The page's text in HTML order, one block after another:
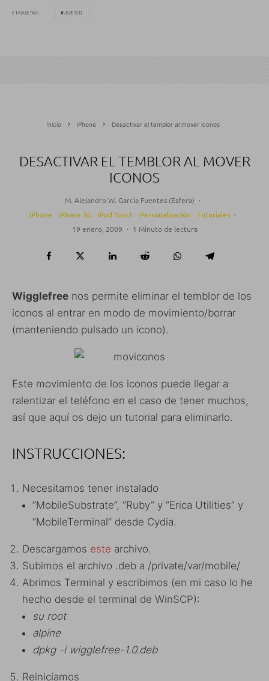
ETIQUETAS JUEGO
Inicio iPhone Desactivar el temblor al mover iconos
DESACTIVAR EL TEMBLOR AL MOVER
ICONOS
M. Alejandro W. García Fuentes (Esfera) ·
iPhone
iPhone 3G iPod Touch Personalización Tutoriales ·
19 enero, 2009 · 1 Minuto de lectura
Wigglefree nos permite eliminar el temblor de los
iconos al entrar en modo de movimiento/borrar
(manteniendo pulsado un icono).
Este movimiento de los iconos puede llegar a
ralentizar el teléfono en el caso de tener muchos,
así que aquí os dejo un tutorial para eliminarlo.
INSTRUCCIONES:
Necesitamos tener instalado
“MobileSubstrate”, “Ruby” y “Erica Utilities” y
“MobileTerminal” desde Cydia.
Descargamos este archivo.
Subimos el archivo .deb a /private/var/mobile/
Abrimos Terminal y escribimos (en mi caso lo he
hecho desde el terminal de WinSCP):
su root
alpine
dpkg -i wigglefree-1.0.deb
Reiniciamos